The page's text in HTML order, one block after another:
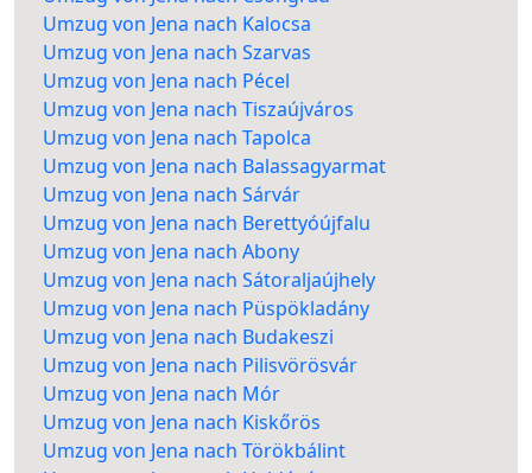
Umzug von Jena nach Kalocsa
Umzug von Jena nach Szarvas
Umzug von Jena nach Pécel
Umzug von Jena nach Tiszaújváros
Umzug von Jena nach Tapolca
Umzug von Jena nach Balassagyarmat
Umzug von Jena nach Sárvár
Umzug von Jena nach Berettyóújfalu
Umzug von Jena nach Abony
Umzug von Jena nach Sátoraljaújhely
Umzug von Jena nach Püspökladány
Umzug von Jena nach Budakeszi
Umzug von Jena nach Pilisvörösvár
Umzug von Jena nach Mór
Umzug von Jena nach Kiskőrös
Umzug von Jena nach Törökbálint